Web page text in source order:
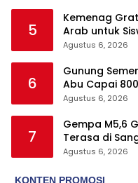
5
Kemenag
Arab untuk
Agustus 6, 2026
6
Gunung
Abu Capai
Agustus 6, 2026
7
Gempa M5,6
Terasa di
Agustus 6, 2026